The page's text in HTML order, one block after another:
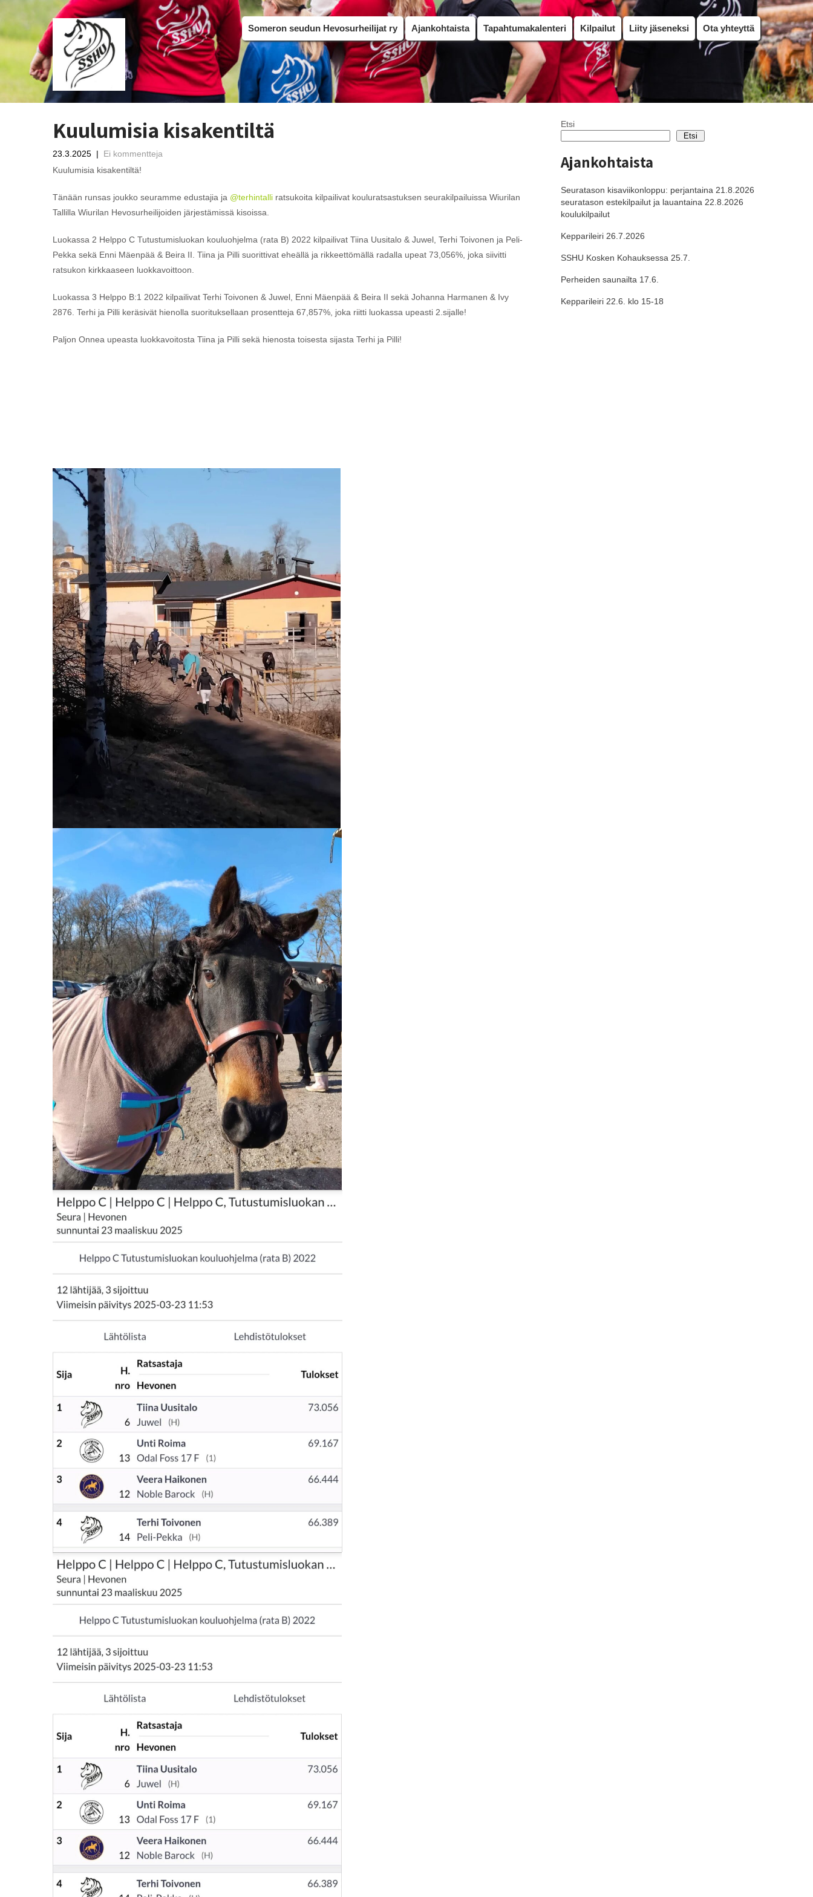
Someron seudun Hevosurheilijat ry Ajankohtaista Tapahtumakalenteri Kilpailut Liity jäseneksi Ota yhteyttä
Kuulumisia kisakentiltä
23.3.2025 | Ei kommentteja
Kuulumisia kisakentiltä!
Tänään runsas joukko seuramme edustajia ja @terhintalli ratsukoita kilpailivat kouluratsastuksen seurakilpailuissa Wiurilan
Tallilla Wiurilan Hevosurheilijoiden järjestämissä kisoissa.
Luokassa 2 Helppo C Tutustumisluokan kouluohjelma (rata B) 2022 kilpailivat Tiina Uusitalo & Juwel, Terhi Toivonen ja Peli-
Pekka sekä Enni Mäenpää & Beira II. Tiina ja Pilli suorittivat eheällä ja rikkeettömällä radalla upeat 73,056%, joka siivitti
ratsukon kirkkaaseen luokkavoittoon.
Luokassa 3 Helppo B:1 2022 kilpailivat Terhi Toivonen & Juwel, Enni Mäenpää & Beira II sekä Johanna Harmanen & Ivy
2876. Terhi ja Pilli keräsivät hienolla suorituksellaan prosentteja 67,857%, joka riitti luokassa upeasti 2.sijalle!
Paljon Onnea upeasta luokkavoitosta Tiina ja Pilli sekä hienosta toisesta sijasta Terhi ja Pilli!
Etsi
Etsi
Ajankohtaista
Seuratason kisaviikonloppu: perjantaina 21.8.2026
seuratason estekilpailut ja lauantaina 22.8.2026
koulukilpailut
Kepparileiri 26.7.2026
SSHU Kosken Kohauksessa 25.7.
Perheiden saunailta 17.6.
Kepparileiri 22.6. klo 15-18